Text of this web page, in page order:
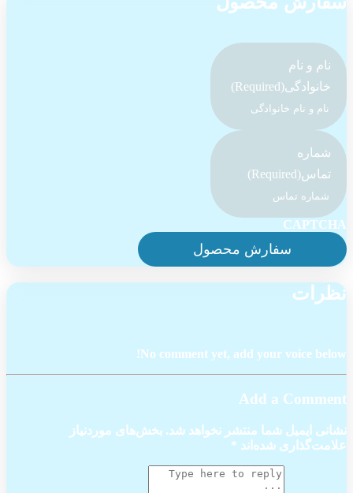
نام و نام
خانوادگی(Required)
شماره
تماس(Required)
CAPTCHA
نظرات
No comment yet, add your voice below!
Add a Comment
نشانی ایمیل شما منتشر نخواهد شد. بخش‌های موردنیاز
علامت‌گذاری شده‌اند *